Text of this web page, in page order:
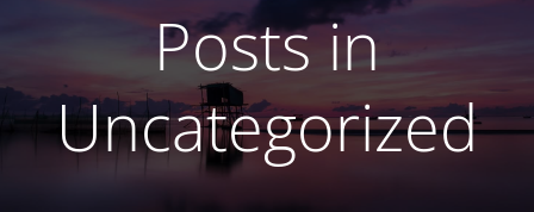
Posts in
Uncategorized